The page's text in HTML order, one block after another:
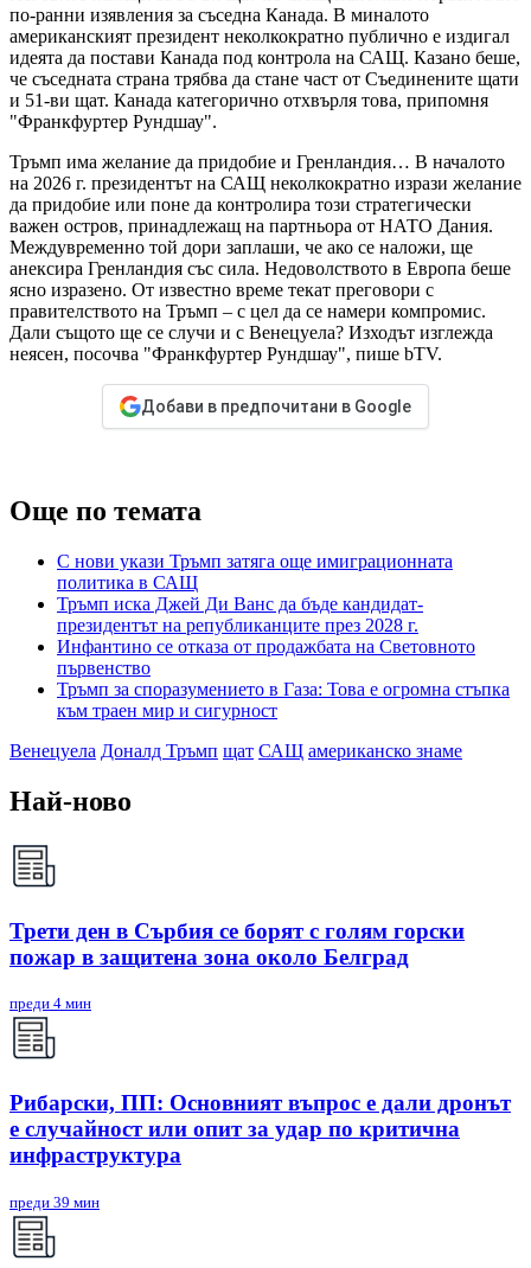
по-ранни изявления за съседна Канада. В миналото
американският президент неколкократно публично е издигал
идеята да постави Канада под контрола на САЩ. Казано беше,
че съседната страна трябва да стане част от Съединените щати
и 51-ви щат. Канада категорично отхвърля това, припомня
"Франкфуртер Рундшау".
Тръмп има желание да придобие и Гренландия… В началото
на 2026 г. президентът на САЩ неколкократно изрази желание
да придобие или поне да контролира този стратегически
важен остров, принадлежащ на партньора от НАТО Дания.
Междувременно той дори заплаши, че ако се наложи, ще
анексира Гренландия със сила. Недоволството в Европа беше
ясно изразено. От известно време текат преговори с
правителството на Тръмп – с цел да се намери компромис.
Дали същото ще се случи и с Венецуела? Изходът изглежда
неясен, посочва "Франкфуртер Рундшау", пише bTV.
Добави в предпочитани в Google
Още по темата
С нови укази Тръмп затяга още имиграционната
политика в САЩ
Тръмп иска Джей Ди Ванс да бъде кандидат-
президентът на републиканците през 2028 г.
Инфантино се отказа от продажбата на Световното
първенство
Тръмп за споразумението в Газа: Това е огромна стъпка
към траен мир и сигурност
Венецуела Доналд Тръмп щат САЩ американско знаме
Най-ново
Трети ден в Сърбия се борят с голям горски
пожар в защитена зона около Белград
преди 4 мин
Рибарски, ПП: Основният въпрос е дали дронът
е случайност или опит за удар по критична
инфраструктура
преди 39 мин